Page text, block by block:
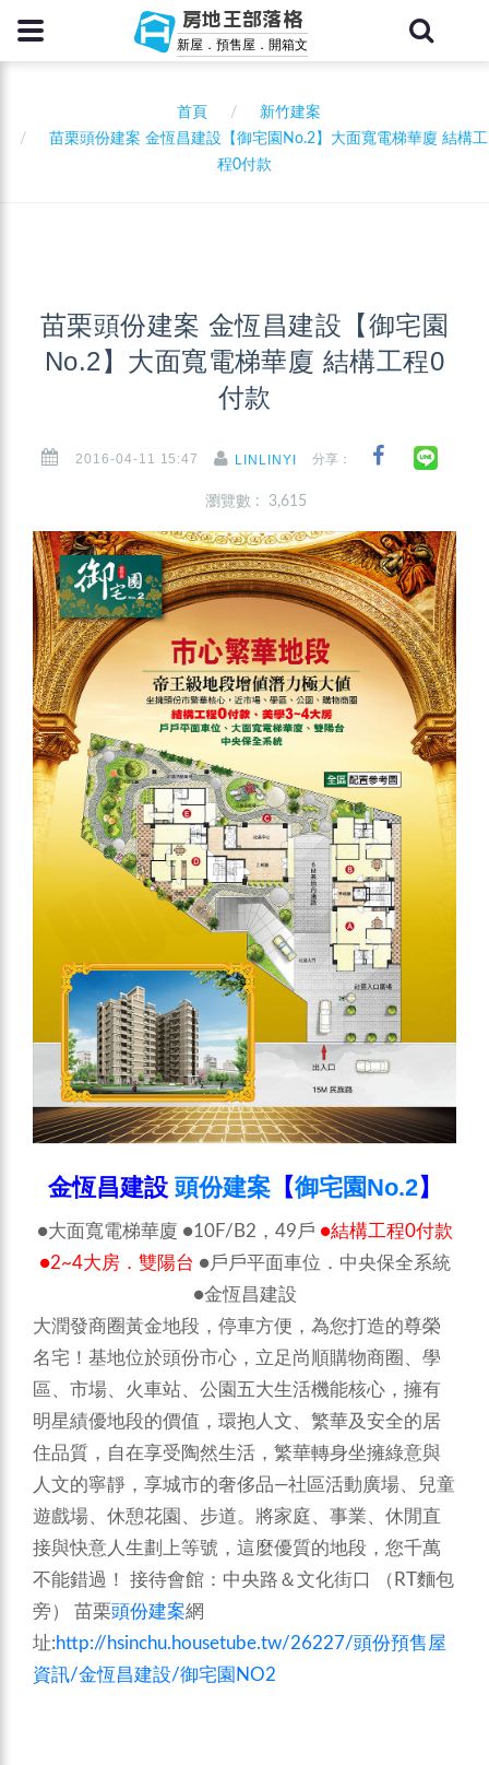
房地王部落格
新屋．預售屋．開箱文
首頁
新竹建案
苗栗頭份建案 金恆昌建設【御宅園No.2】大面寬電梯華廈 結構工
程0付款
苗栗頭份建案 金恆昌建設【御宅園
No.2】大面寬電梯華廈 結構工程0
付款
2016-04-11 15:47 LINLINYI 分享：
瀏覽數 : 3,615
金恆昌建設 頭份建案【御宅園No.2】
●大面寬電梯華廈 ●10F/B2，49戶 ●結構工程0付款
●2~4大房．雙陽台 ●戶戶平面車位．中央保全系統
●金恆昌建設
大潤發商圈黃金地段，停車方便，為您打造的尊榮
名宅！基地位於頭份市心，立足尚順購物商圈、學
區、市場、火車站、公園五大生活機能核心，擁有
明星績優地段的價值，環抱人文、繁華及安全的居
住品質，自在享受陶然生活，繁華轉身坐擁綠意與
人文的寧靜，享城市的奢侈品—社區活動廣場、兒童
遊戲場、休憩花園、步道。將家庭、事業、休閒直
接與快意人生劃上等號，這麼優質的地段，您千萬
不能錯過！ 接待會館：中央路＆文化街口 （RT麵包
旁） 苗栗頭份建案網
址:http://hsinchu.housetube.tw/26227/頭份預售屋
資訊/金恆昌建設/御宅園NO2